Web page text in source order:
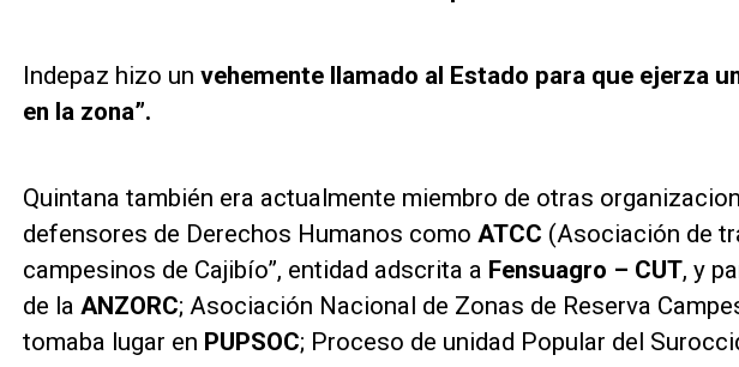
Indepaz hizo un vehemente llamado al Estado para que ejerza
en la zona”.
Quintana también era actualmente miembro de otras
defensores de Derechos Humanos como ATCC (Asociación de
campesinos de Cajibío”, entidad adscrita a Fensuagro – CUT, y
de la ANZORC; Asociación Nacional de Zonas de Reserva
tomaba lugar en PUPSOC; Proceso de unidad Popular del